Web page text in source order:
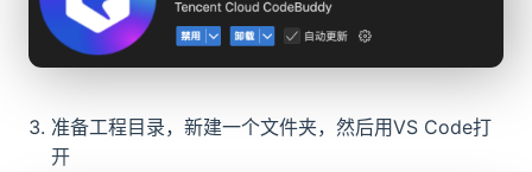
准备工程目录，新建一个文件夹，然后用VS Code打
开